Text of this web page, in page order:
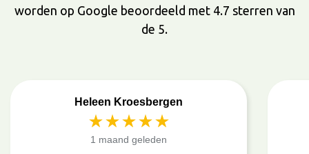
worden op Google beoordeeld met 4.7 sterren van
de 5.
Heleen Kroesbergen
1 maand geleden